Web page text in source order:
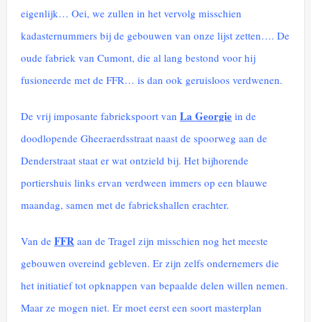
eigenlijk… Oei, we zullen in het vervolg misschien
kadasternummers bij de gebouwen van onze lijst zetten…. De
oude fabriek van Cumont, die al lang bestond voor hij
fusioneerde met de FFR… is dan ook geruisloos verdwenen.
De vrij imposante fabriekspoort van La Georgie in de
doodlopende Gheeraerdsstraat naast de spoorweg aan de
Denderstraat staat er wat ontzield bij. Het bijhorende
portiershuis links ervan verdween immers op een blauwe
maandag, samen met de fabriekshallen erachter.
Van de FFR aan de Tragel zijn misschien nog het meeste
gebouwen overeind gebleven. Er zijn zelfs ondernemers die
het initiatief tot opknappen van bepaalde delen willen nemen.
Maar ze mogen niet. Er moet eerst een soort masterplan